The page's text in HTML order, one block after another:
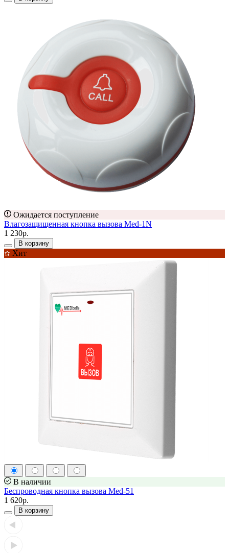
Ожидается поступление
Влагозащищенная кнопка вызова Med-1N
1 230р.
В корзину
Хит
В наличии
Беспроводная кнопка вызова Med-51
1 620р.
В корзину